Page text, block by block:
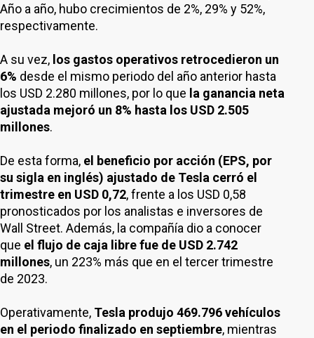
Año a año, hubo crecimientos de 2%, 29% y 52%,
respectivamente.
A su vez, los gastos operativos retrocedieron un
6% desde el mismo periodo del año anterior hasta
los USD 2.280 millones, por lo que la ganancia neta
ajustada mejoró un 8% hasta los USD 2.505
millones.
De esta forma, el beneficio por acción (EPS, por
su sigla en inglés) ajustado de Tesla cerró el
trimestre en USD 0,72, frente a los USD 0,58
pronosticados por los analistas e inversores de
Wall Street. Además, la compañía dio a conocer
que el flujo de caja libre fue de USD 2.742
millones, un 223% más que en el tercer trimestre
de 2023.
Operativamente, Tesla produjo 469.796 vehículos
en el periodo finalizado en septiembre, mientras